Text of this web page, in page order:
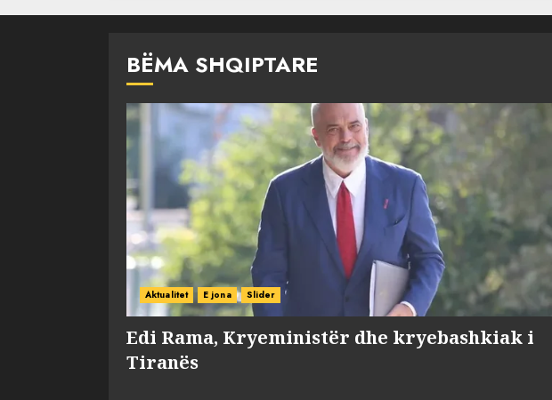
BËMA SHQIPTARE
Aktualitet E jona Slider
Edi Rama, Kryeministër dhe kryebashkiak i
Tiranës